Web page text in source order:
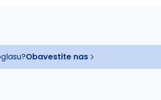
Obavestite nas